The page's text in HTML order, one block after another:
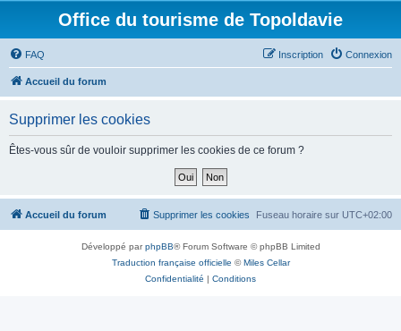
Office du tourisme de Topoldavie
FAQ Connexion
Inscription
Accueil du forum
Supprimer les cookies
Êtes-vous sûr de vouloir supprimer les cookies de ce forum ?
Accueil du forum Fuseau horaire sur UTC+02:00
Supprimer les cookies
Développé parphpBB® Forum Software © phpBB Limited
Traduction française officielle ©Miles Cellar
Confidentialité | Conditions